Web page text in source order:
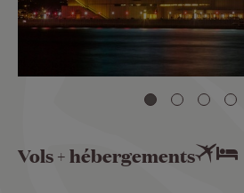
Vols + hébergements